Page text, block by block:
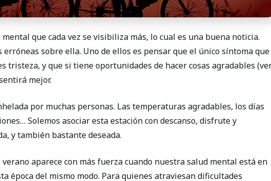
que cada vez se visibiliza más, lo cual es una buena noticia.
erróneas sobre ella. Uno de ellos es pensar que el único síntoma que
tristeza, y que si tiene oportunidades de hacer cosas agradables
mejor.
por muchas personas. Las temperaturas agradables, los días
Solemos asociar esta estación con descanso, disfrute y
y también bastante deseada.
aparece con más fuerza cuando nuestra salud mental está en
época del mismo modo. Para quienes atraviesan dificultades